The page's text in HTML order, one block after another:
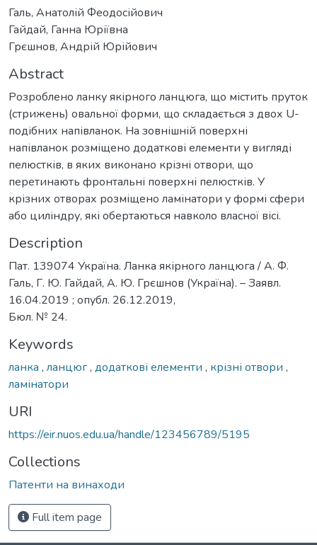
Галь, Анатолій Феодосійович
Гайдай, Ганна Юріївна
Грєшнов, Андрій Юрійович
Abstract
Розроблено ланку якірного ланцюга, що містить пруток
(стрижень) овальної форми, що складається з двох U-
подібних напівланок. На зовнішній поверхні
напівланок розміщено додаткові елементи у вигляді
пелюстків, в яких виконано крізні отвори, що
перетинають фронтальні поверхні пелюстків. У
крізних отворах розміщено ламінатори у формі сфери
або циліндру, які обертаються навколо власної вісі.
Description
Пат. 139074 Україна. Ланка якірного ланцюга / А. Ф.
Галь, Г. Ю. Гайдай, А. Ю. Грєшнов (Україна). – Заявл.
16.04.2019 ; опубл. 26.12.2019,
Бюл. № 24.
Keywords
ланка , ланцюг, додаткові елементи , крізні отвори ,
ламінатори
URI
https://eir.nuos.edu.ua/handle/123456789/5195
Collections
Патенти на винаходи
Full item page